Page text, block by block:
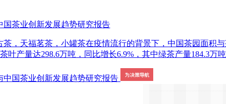
国茶业创新发展趋势研究报告
，天福茗茶，小罐茶在疫情流行的背景下，中国茶园面积
叶产量达298.6万吨，同比增长6.9%，其中绿茶产量184.3万